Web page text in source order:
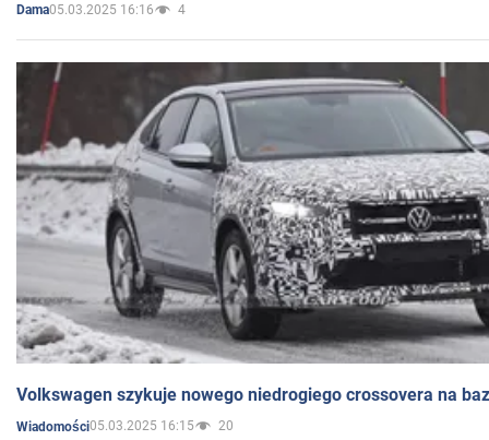
Dama05.03.2025 16:16 4
Volkswagen szykuje nowego niedrogiego crossovera na
Wiadomości05.03.2025 16:15 20